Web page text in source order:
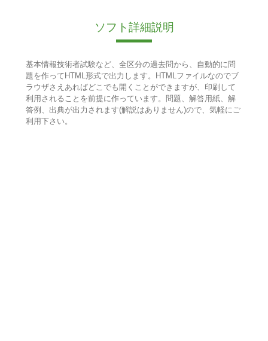
ソフト詳細説明
基本情報技術者試験など、全区分の過去問から、自動的に問
題を作ってHTML形式で出力します。HTMLファイルなのでブ
ラウザさえあればどこでも開くことができますが、印刷して
利用されることを前提に作っています。問題、解答用紙、解
答例、出典が出力されます(解説はありません)ので、気軽にご
利用下さい。